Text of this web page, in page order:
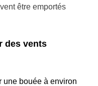
être emportés
des vents
une bouée à environ